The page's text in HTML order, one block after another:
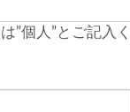
”個人”とご記入